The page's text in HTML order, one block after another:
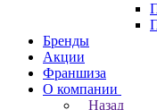
Бренды
Акции
Франшиза
О компании
Назад